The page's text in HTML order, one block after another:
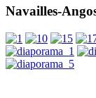
Navailles-